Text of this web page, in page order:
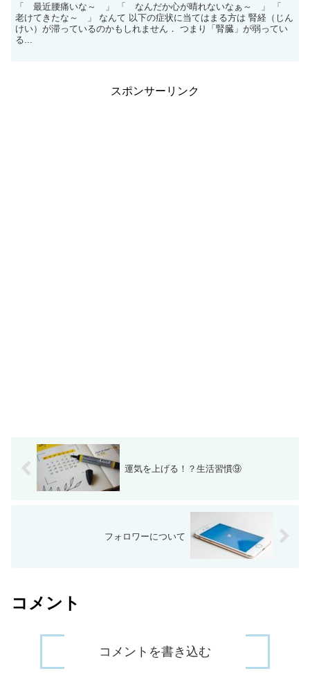
「 最近腰痛いな～ 」 「 なんだか心が晴れないなぁ～ 」 「
老けてきたな～ 」 なんて 以下の症状に当てはまる方は 腎経（じん
けい）が滞っているのかもしれません． つまり「腎臓」が弱ってい
る...
スポンサーリンク
運気を上げる！？生活習慣⑨
フォロワーについて
コメント
コメントを書き込む